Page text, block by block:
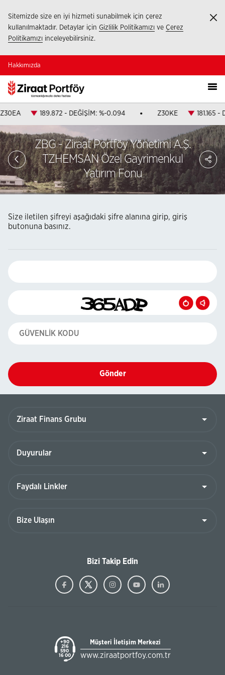
Sitemizde size en iyi hizmeti sunabilmek için çerez
kullanılmaktadır. Detaylar için Gizlilik Politikamızı ve Çerez
Politikamızı inceleyebilirsiniz.
Hakkımızda
189.872 - DEĞİŞİM: %-0.094 Z30KE 181.165 -
ZBG - Ziraat Portföy Yönetimi A.Ş.
TZHEMSAN Özel Gayrimenkul
Yatırım Fonu
Size iletilen şifreyi aşağıdaki şifre alanına girip, giriş
butonuna basınız.
Gönder
Bizi Takip Edin
+90
216
590
16 00
Müşteri İletişim Merkezi
www.ziraatportfoy.com.tr